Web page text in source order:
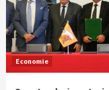
Economie